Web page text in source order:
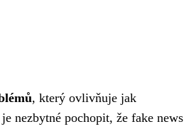
, který ovlivňuje jak
nezbytné pochopit, že fake news